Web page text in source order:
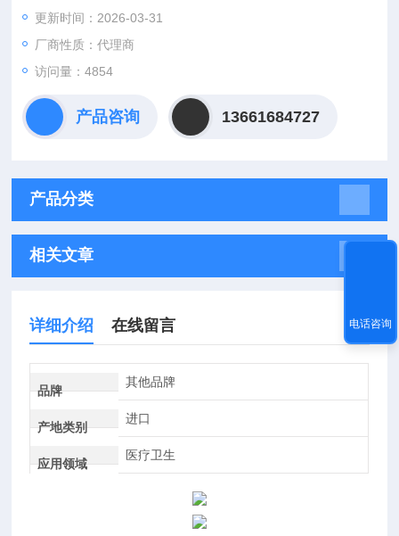
更新时间：2026-03-31
厂商性质：代理商
访问量：4854
产品咨询 13661684727
产品分类
相关文章
详细介绍 在线留言
品牌
其他品牌
产地类别
进口
应用领域
医疗卫生
电话咨询